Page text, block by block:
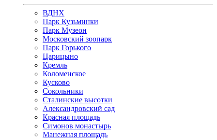
ВДНХ
Парк Кузьминки
Парк Музеон
Московский зоопарк
Парк Горького
Царицыно
Кремль
Коломенское
Кусково
Сокольники
Сталинские высотки
Александровский сад
Красная площадь
Симонов монастырь
Манежная площадь